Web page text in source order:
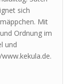
sich
Mit
Ordnung im
und